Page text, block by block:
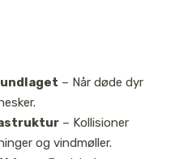
– Når døde dyr
– Kollisioner
og vindmøller.